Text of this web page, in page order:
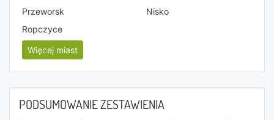
Przeworsk
Nisko
Ropczyce
Więcej miast
PODSUMOWANIE ZESTAWIENIA